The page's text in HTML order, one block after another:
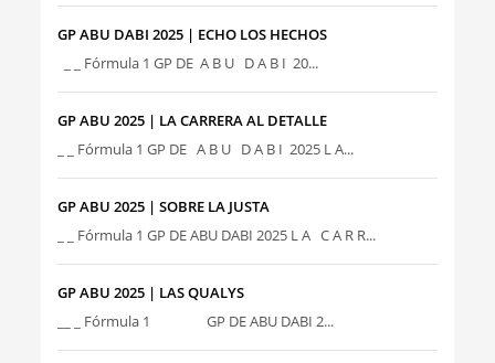
GP ABU DABI 2025 | ECHO LOS HECHOS
_ _ Fórmula 1 GP DE A B U D A B I 20...
GP ABU 2025 | LA CARRERA AL DETALLE
_ _ Fórmula 1 GP DE A B U D A B I 2025 L A...
GP ABU 2025 | SOBRE LA JUSTA
_ _ Fórmula 1 GP DE ABU DABI 2025 L A C A R R...
GP ABU 2025 | LAS QUALYS
__ _ Fórmula 1 GP DE ABU DABI 2...